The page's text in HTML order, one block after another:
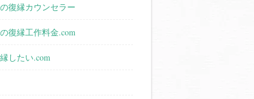
復縁カウンセラー
復縁工作料金.com
したい.com